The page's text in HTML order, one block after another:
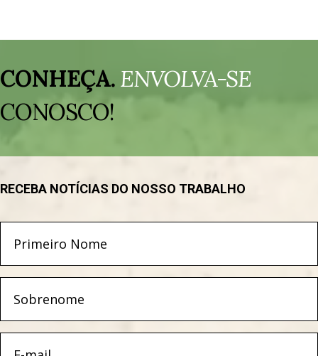
de
vídeo
CONHEÇA.ENVOLVA-SE
CONOSCO!
RECEBA NOTÍCIAS DO NOSSO TRABALHO